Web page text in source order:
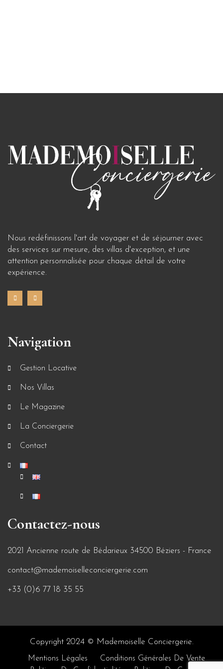
Nous redéfinissons l'art de voyager et de séjourner avec
des services sur mesure, des villas d'exception, et une
attention personnalisée pour chaque détail de votre
expérience.
Navigation
Gestion Locative
Nos Villas
Le Magazine
La Conciergerie
Contact
Contactez-nous
2021 Ancienne route de Bédarieux 34500 Béziers - France
contact@mademoiselleconciergerie.com
+33 (0)6 77 18 35 55
Copyright 2024 © Mademoiselle Conciergerie.
Mentions Légales
Conditions Générales De Vente